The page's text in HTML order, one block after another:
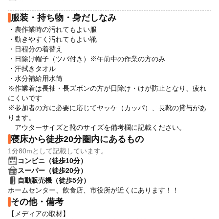
服装・持ち物・身だしなみ
・農作業時の汚れてもよい服
・動きやすく汚れてもよい靴
・日程分の着替え
・日除け帽子（ツバ付き）※午前中の作業の方のみ
・汗拭きタオル
・水分補給用水筒
※作業着は長袖・長ズボンの方が日除け・けが防止となり、疲れ
にくいです
※参加者の方に必要に応じてヤッケ（カッパ）、長靴の貸与があ
ります。
アウターサイズと靴のサイズを備考欄に記載ください。
寝床から徒歩20分圏内にあるもの
1分80mとして記載しています。
コンビニ（徒歩10分）
スーパー（徒歩20分）
自動販売機（徒歩5分）
ホームセンター、飲食店、市役所が近くにあります！！
その他・備考
【メディアの取材】